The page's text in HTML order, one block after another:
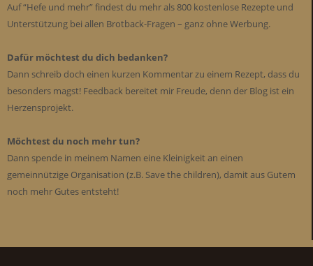
Auf “Hefe und mehr” findest du mehr als 800 kostenlose Rezepte und
Unterstützung bei allen Brotback-Fragen – ganz ohne Werbung.
Dafür möchtest du dich bedanken?
Dann schreib doch einen kurzen Kommentar zu einem Rezept, dass du
besonders magst! Feedback bereitet mir Freude, denn der Blog ist ein
Herzensprojekt.
Möchtest du noch mehr tun?
Dann spende in meinem Namen eine Kleinigkeit an einen
gemeinnützige Organisation (z.B. Save the children), damit aus Gutem
noch mehr Gutes entsteht!